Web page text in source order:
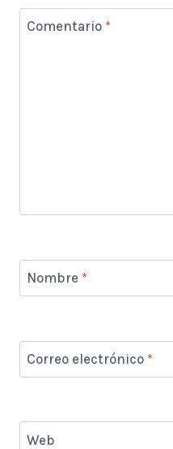
Comentario *
Nombre *
Correo electrónico *
Web